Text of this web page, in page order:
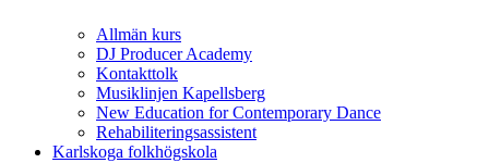
Allmän kurs
DJ Producer Academy
Kontakttolk
Musiklinjen Kapellsberg
New Education for Contemporary Dance
Rehabiliteringsassistent
Karlskoga folkhögskola